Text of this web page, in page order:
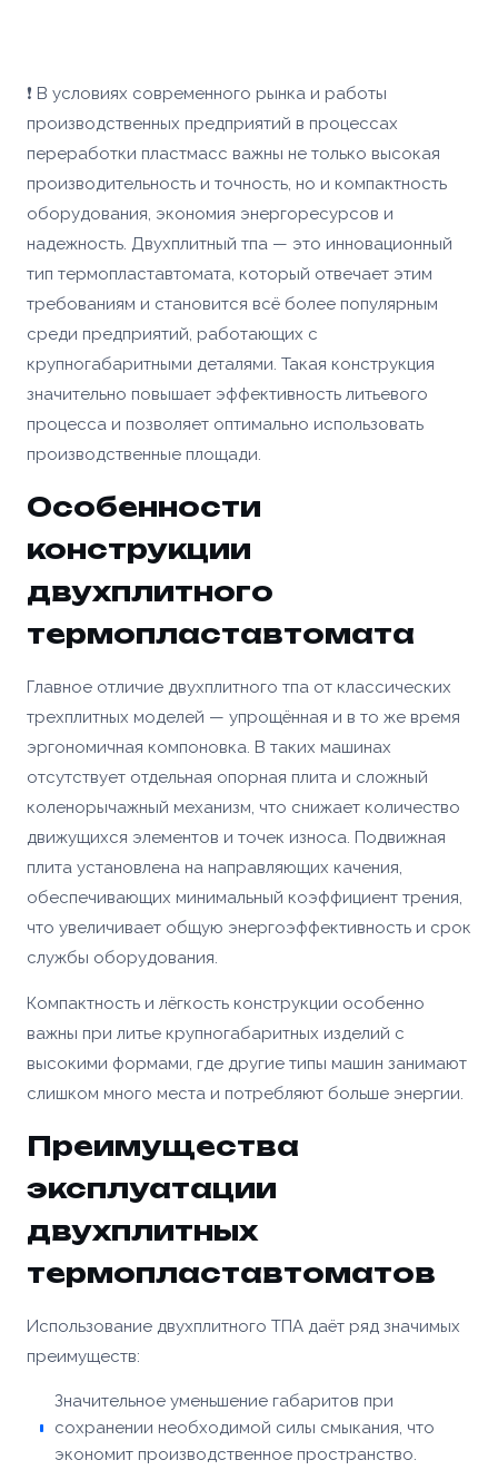
❗ В условиях современного рынка и работы
производственных предприятий в процессах
переработки пластмасс важны не только высокая
производительность и точность, но и компактность
оборудования, экономия энергоресурсов и
надежность. Двухплитный тпа — это инновационный
тип термопластавтомата, который отвечает этим
требованиям и становится всё более популярным
среди предприятий, работающих с
крупногабаритными деталями. Такая конструкция
значительно повышает эффективность литьевого
процесса и позволяет оптимально использовать
производственные площади.
Особенности
конструкции
двухплитного
термопластавтомата
Главное отличие двухплитного тпа от классических
трехплитных моделей — упрощённая и в то же время
эргономичная компоновка. В таких машинах
отсутствует отдельная опорная плита и сложный
коленорычажный механизм, что снижает количество
движущихся элементов и точек износа. Подвижная
плита установлена на направляющих качения,
обеспечивающих минимальный коэффициент трения,
что увеличивает общую энергоэффективность и срок
службы оборудования.
Компактность и лёгкость конструкции особенно
важны при литье крупногабаритных изделий с
высокими формами, где другие типы машин занимают
слишком много места и потребляют больше энергии.
Преимущества
эксплуатации
двухплитных
термопластавтоматов
Использование двухплитного ТПА даёт ряд значимых
преимуществ:
Значительное уменьшение габаритов при
сохранении необходимой силы смыкания, что
экономит производственное пространство.